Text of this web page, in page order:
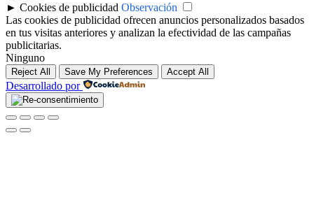
► Cookies de publicidad Observación
Las cookies de publicidad ofrecen anuncios personalizados basados
en tus visitas anteriores y analizan la efectividad de las campañas
publicitarias.
Ninguno
Reject All Save My Preferences Accept All
Desarrollado por